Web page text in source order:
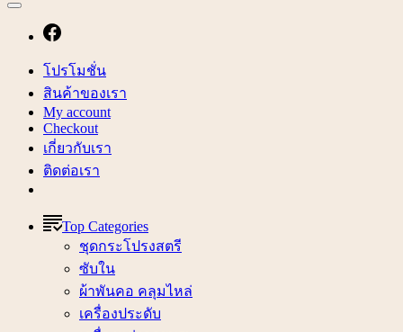
โปรโมชั่น
สินค้าของเรา
My account
Checkout
เกี่ยวกับเรา
ติดต่อเรา
Top Categories
ชุดกระโปรงสตรี
ซับใน
ผ้าพันคอ คลุมไหล่
เครื่องประดับ